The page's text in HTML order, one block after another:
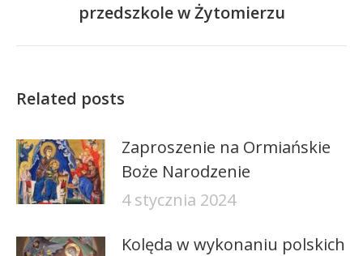
wpis:
przedszkole w Żytomierzu
Related posts
Zaproszenie na Ormiańskie
Boże Narodzenie
4 stycznia 2024
Kolęda w wykonaniu polskich